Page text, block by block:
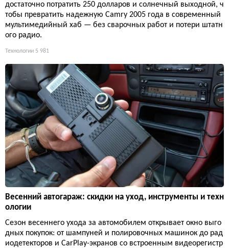
достаточно потратить 250 долларов и солнечный выходной, ч
тобы превратить надежную Camry 2005 года в современный
мультимедийный хаб — без сварочных работ и потери штатн
ого радио.
Технологии 5 981
Весенний автогараж: скидки на уход, инструменты и техн
ологии
Сезон весеннего ухода за автомобилем открывает окно выго
дных покупок: от шампуней и полировочных машинок до рад
иодетекторов и CarPlay-экранов со встроенным видеорегистр